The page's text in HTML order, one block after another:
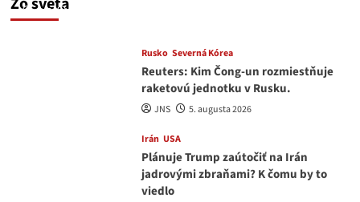
JNS
Rusko Severná Kórea
Reuters: Kim Čong-un rozmiestňuje
raketovú jednotku v Rusku.
JNS 5. augusta 2026
Irán USA
Plánuje Trump zaútočiť na Irán
jadrovými zbraňami? K čomu by to
viedlo